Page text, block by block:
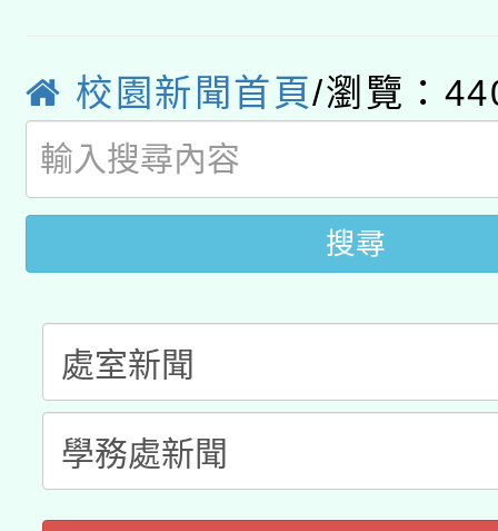
用水績優單位及節水達
動」
桃園市孔廟祈福系列
開 智慧啟航」
2026年桃園地景藝術
校園新聞首頁/瀏覽：
搜尋